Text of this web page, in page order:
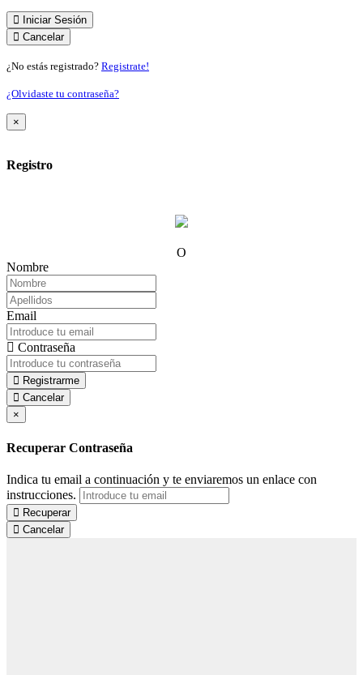
Iniciar Sesión
Cancelar
¿No estás registrado? Registrate!
¿Olvidaste tu contraseña?
×
Registro
O
Nombre
Email
Contraseña
Registrarme
Cancelar
×
Recuperar Contraseña
Indica tu email a continuación y te enviaremos un enlace con
instrucciones.
Recuperar
Cancelar